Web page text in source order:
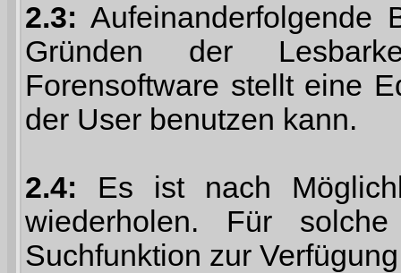
2.3: Aufeinanderfolgende
Gründen der
Forensoftware stellt eine
der User benutzen kann.
2.4: Es ist nach
wiederholen. Für
Suchfunktion zur